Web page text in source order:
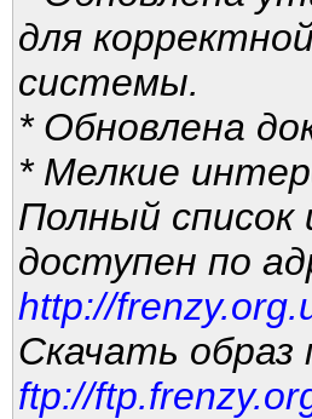
для
системы.
* Обновлена
* Мелкие
Полный список
доступен по
http://
Скачать образ
ftp://